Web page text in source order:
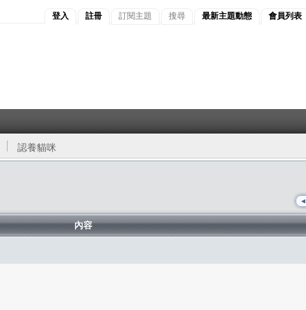
登入 註冊 訂閱主題 搜尋 最新主題動態 會員列表
認養貓咪
◄
內容